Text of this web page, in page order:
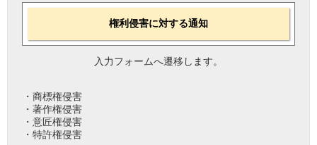
権利侵害に対する通知
入力フォームへ遷移します。
・商標権侵害
・著作権侵害
・意匠権侵害
・特許権侵害